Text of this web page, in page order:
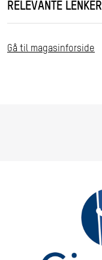
RELEVANTE LENKER
Gå til magasinforside